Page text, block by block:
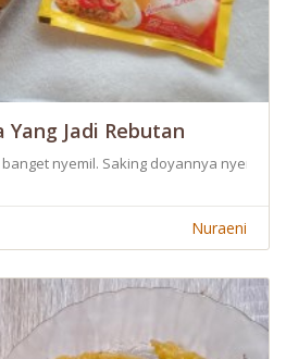
Jadi Rebutan
nyemil. Saking doyannya nyemil,
Nuraeni